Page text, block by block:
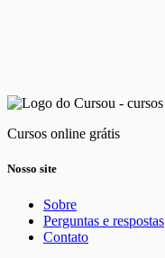
Cursos online grátis
Nosso site
Sobre
Perguntas e respostas
Contato